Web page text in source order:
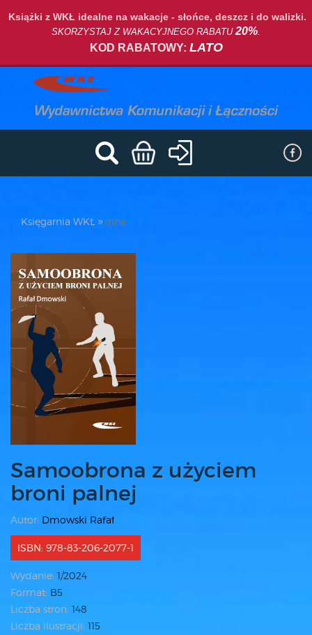
Książki z WKŁ idealne na wakacje - słońce, deszcz i do walizki.
SKORZYSTAJ Z WAKACYJNEGO RABATU20%.
KOD RABATOWY: LATO
Księgarnia WKŁ inne
Samoobrona z użyciem
broni palnej
Autor: Dmowski Rafał
ISBN: 978-83-206-2077-1
Wydanie: 1/2024
Format: B5
Liczba stron: 148
Liczba ilustracji: 115